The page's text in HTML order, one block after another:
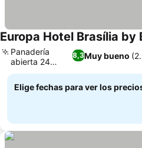
Europa Hotel Brasília by
8,3Muy bueno
Panadería
abierta 24
horas
Elige fechas para ver los